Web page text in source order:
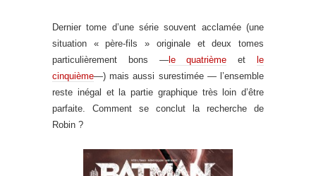
Dernier tome d’une série souvent acclamée (une
situation « père-fils » originale et deux tomes
particulièrement bons —le quatrième et
le
cinquième—) mais aussi surestimée — l’ensemble
reste inégal et la partie graphique très loin d’être
parfaite. Comment se conclut la recherche de
Robin ?